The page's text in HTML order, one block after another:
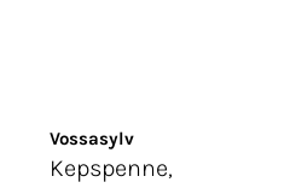
Vossasylv
Kepspenne,